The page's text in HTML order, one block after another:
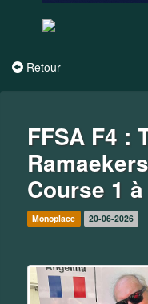
Retour
FFSA F4 :
Course 1
Monoplace 20-06-2026